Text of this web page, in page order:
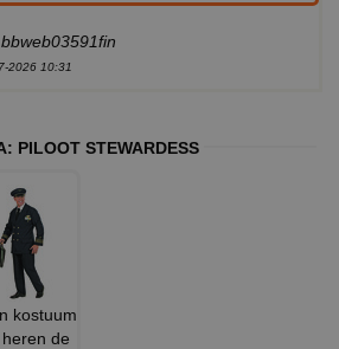
2026 10:31
PILOOT STEWARDESS
kostuum
de